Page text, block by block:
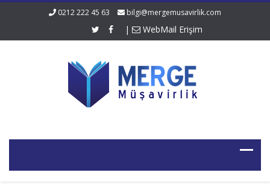
0212 222 45 63 bilgi@mergemusavirlik.com
| WebMail Erişim